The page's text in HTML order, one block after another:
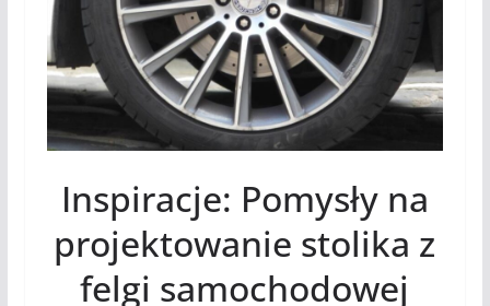
Inspiracje: Pomysły na
projektowanie stolika z
felgi samochodowej